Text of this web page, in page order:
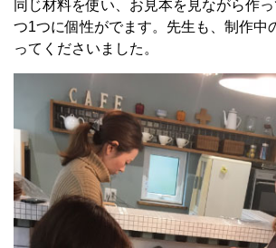
同じ材料を使い、お見本を見ながら作
つ1つに個性がでます。先生も、制作中
ってくださいました。